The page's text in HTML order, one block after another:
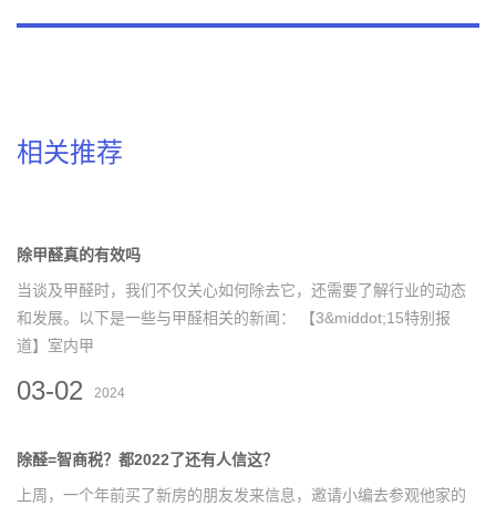
相关推荐
除甲醛真的有效吗
当谈及甲醛时，我们不仅关心如何除去它，还需要了解行业的动态
和发展。以下是一些与甲醛相关的新闻： 【3&middot;15特别报
道】室内甲
03-02 2024
除醛=智商税？都2022了还有人信这？
上周，一个年前买了新房的朋友发来信息，邀请小编去参观他家的